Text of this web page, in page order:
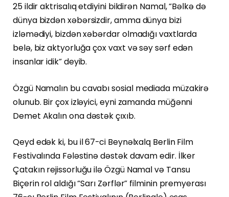
25 ildir aktrisalıq etdiyini bildirən Namal, “Bəlkə də
dünya bizdən xəbərsizdir, amma dünya bizi
izləmədiyi, bizdən xəbərdar olmadığı vaxtlarda
belə, biz aktyorluğa çox vaxt və səy sərf edən
insanlar idik” deyib.
Özgü Namalın bu cavabı sosial mediada müzakirə
olunub. Bir çox izləyici, eyni zamanda müğənni
Demet Akalın ona dəstək çıxıb.
Qeyd edək ki, bu il 67-ci Beynəlxalq Berlin Film
Festivalında Fələstinə dəstək davam edir. İlker
Çatakın rejissorluğu ilə Özgü Namal və Tansu
Biçerin rol aldığı “Sarı Zərflər” filminin premyerası